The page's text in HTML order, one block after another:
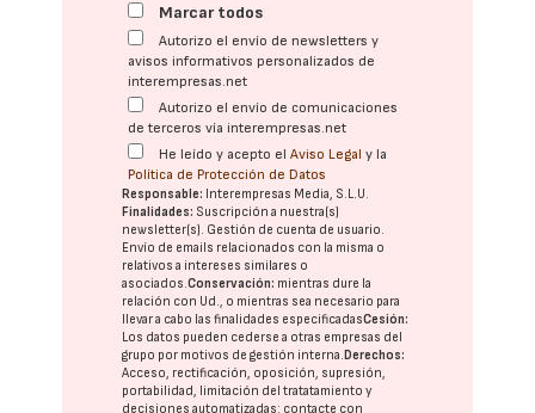
Marcar todos
Autorizo el envío de newsletters y
avisos informativos personalizados de
interempresas.net
Autorizo el envío de comunicaciones
de terceros vía interempresas.net
He leído y acepto elAviso Legal y la
Política de Protección de Datos
Responsable: Interempresas Media, S.L.U.
Finalidades: Suscripción a nuestra(s)
newsletter(s). Gestión de cuenta de usuario.
Envío de emails relacionados con la misma o
relativos a intereses similares o
asociados.Conservación: mientras dure la
relación con Ud., o mientras sea necesario para
llevar a cabo las finalidades especificadasCesión:
Los datos pueden cederse a otras empresas del
grupo por motivos de gestión interna.Derechos:
Acceso, rectificación, oposición, supresión,
portabilidad, limitación del tratatamiento y
decisiones automatizadas: contacte con